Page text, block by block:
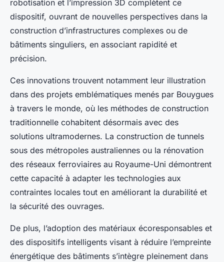
robotisation et l’impression 3D complètent ce
dispositif, ouvrant de nouvelles perspectives dans la
construction d’infrastructures complexes ou de
bâtiments singuliers, en associant rapidité et
précision.
Ces innovations trouvent notamment leur illustration
dans des projets emblématiques menés par Bouygues
à travers le monde, où les méthodes de construction
traditionnelle cohabitent désormais avec des
solutions ultramodernes. La construction de tunnels
sous des métropoles australiennes ou la rénovation
des réseaux ferroviaires au Royaume-Uni démontrent
cette capacité à adapter les technologies aux
contraintes locales tout en améliorant la durabilité et
la sécurité des ouvrages.
De plus, l’adoption des matériaux écoresponsables et
des dispositifs intelligents visant à réduire l’empreinte
énergétique des bâtiments s’intègre pleinement dans